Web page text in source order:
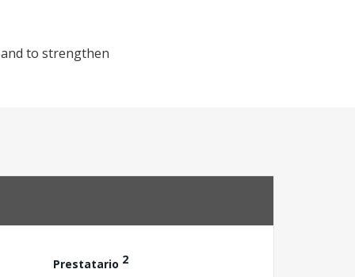
to strengthen
Prestatario 2